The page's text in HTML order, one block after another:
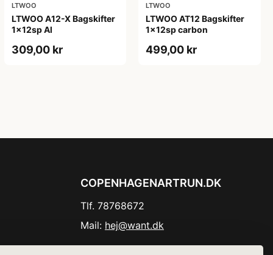
LTWOO
LTWOO A12-X Bagskifter
1x12sp Al
309,00 kr
LTWOO
LTWOO AT12 Bagskifter
1x12sp carbon
499,00 kr
COPENHAGENARTRUN.DK
Tlf. 78768672
Mail: hej@want.dk